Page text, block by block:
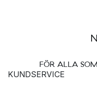
FÖR ALLA
KUNDSERVICE